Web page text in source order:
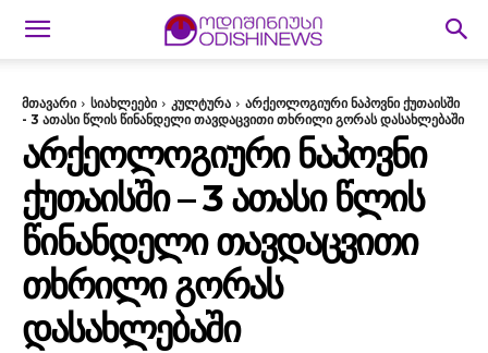
მთავარი სიახლეები კულტურა
არქეოლოგიური ნაპოვნი ქუთაისში
- 3 ათასი წლის წინანდელი თავდაცვითი თხრილი გორას დასახლებაში
ᲐᲠᲥᲔᲝᲚᲝᲒᲘᲣᲠᲘ ᲜᲐᲞᲝᲕᲜᲘ
ᲥᲣᲗᲐᲘᲡᲨᲘ – 3 ᲐᲗᲐᲡᲘ ᲬᲚᲘᲡ
ᲬᲘᲜᲐᲜᲓᲔᲚᲘ ᲗᲐᲕᲓᲐᲪᲕᲘᲗᲘ
ᲗᲮᲠᲘᲚᲘ ᲒᲝᲠᲐᲡ
ᲓᲐᲡᲐᲮᲚᲔᲑᲐᲨᲘ